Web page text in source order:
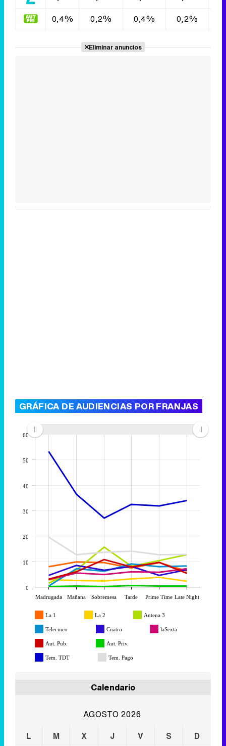
0,4%
0,2% 0,4% 0,2%
Eliminar anuncios
GRÁFICA DE AUDIENCIAS POR FRANJAS
Madrugada Mañana Sobremesa Tarde Prime Time Late Night
0
10
20
30
40
50
60
La 1 La 2 Antena 3
Telecinco Cuatro laSexta
Aut. Pub. Aut. Priv.
Tem. TDT Tem. Pago
Calendario
AGOSTO 2026
L
M X J V S
D